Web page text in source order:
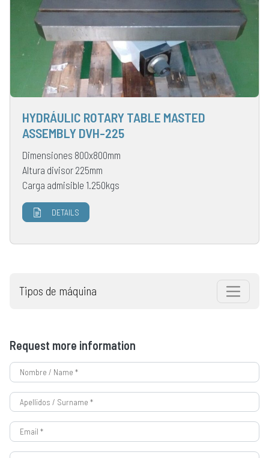
Tipos de máquina
Request more information
HYDRÁULIC ROTARY TABLE MASTED
ASSEMBLY DVH-225
Dimensiones 800x800mm
Altura divisor 225mm
Carga admisible 1.250kgs
DETAILS